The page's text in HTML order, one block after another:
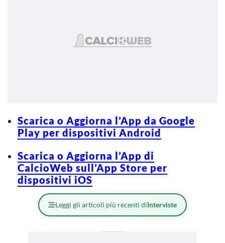
Scarica o Aggiorna l’App da Google
Play per dispositivi Android
Scarica o Aggiorna l’App di
CalcioWeb sull’App Store per
dispositivi iOS
Leggi gli articoli più recenti diInterviste